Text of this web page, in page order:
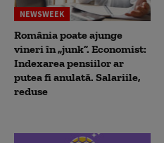
NEWSWEEK
România poate ajunge
vineri în „junk”. Economist:
Indexarea pensiilor ar
putea fi anulată. Salariile,
reduse